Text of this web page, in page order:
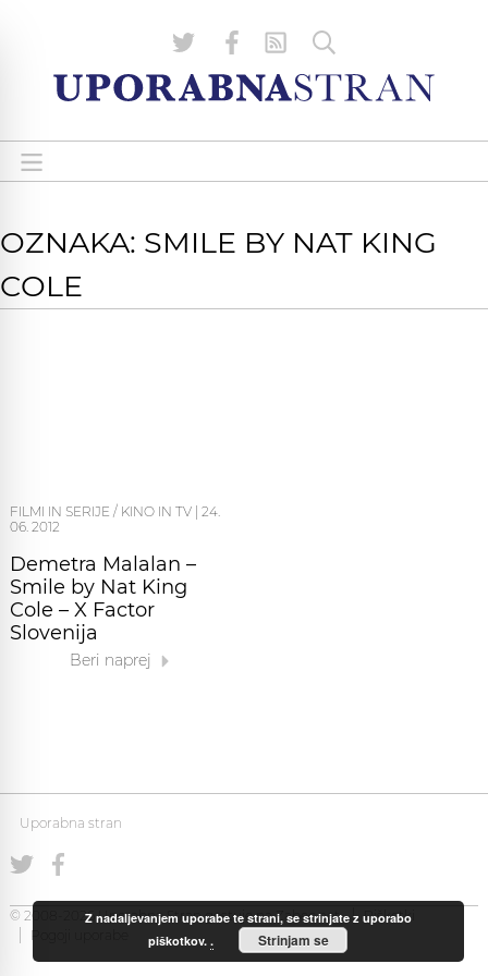
OZNAKA: SMILE BY NAT KING
COLE
FILMI IN SERIJE / KINO IN TV 24.
06. 2012
Demetra Malalan –
Smile by Nat King
Cole – X Factor
Slovenija
Beri naprej
Uporabna stran
© 2008-2026 Uporabna Stran gostuje naZabec.net
Piškotki
Pogoji uporabe
Z nadaljevanjem uporabe te strani, se strinjate z uporabo
piškotkov.. Strinjam se